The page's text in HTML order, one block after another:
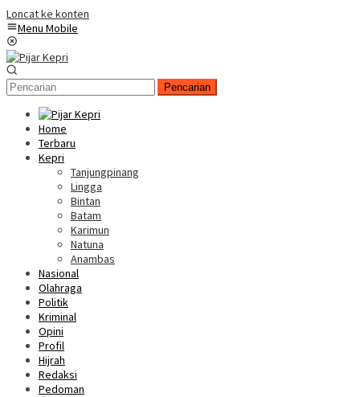
Loncat ke konten
Menu Mobile
Pencarian
Home
Terbaru
Kepri
Tanjungpinang
Lingga
Bintan
Batam
Karimun
Natuna
Anambas
Nasional
Olahraga
Politik
Kriminal
Opini
Profil
Hijrah
Redaksi
Pedoman